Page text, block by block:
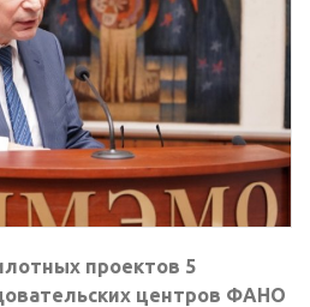
проектов 5
центров ФАНО